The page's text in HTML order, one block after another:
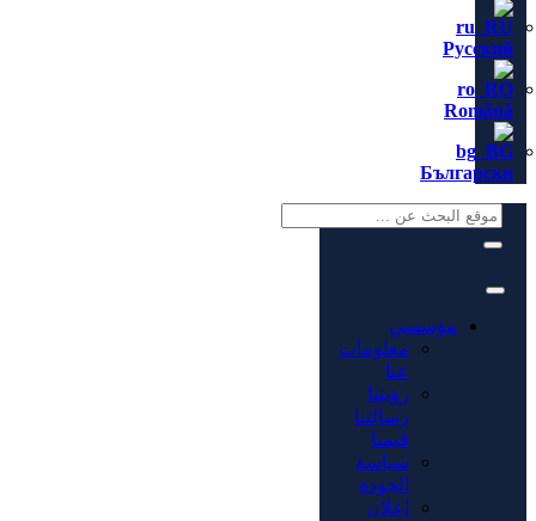
Русский
Română
Български
مؤسسي
معلومات
عنا
رؤيتنا
رسالتنا
قيمنا
سياسة
الجودة
إعلان